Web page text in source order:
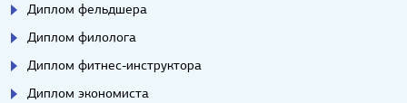
Диплом фельдшера
Диплом филолога
Диплом фитнес-инструктора
Диплом экономиста